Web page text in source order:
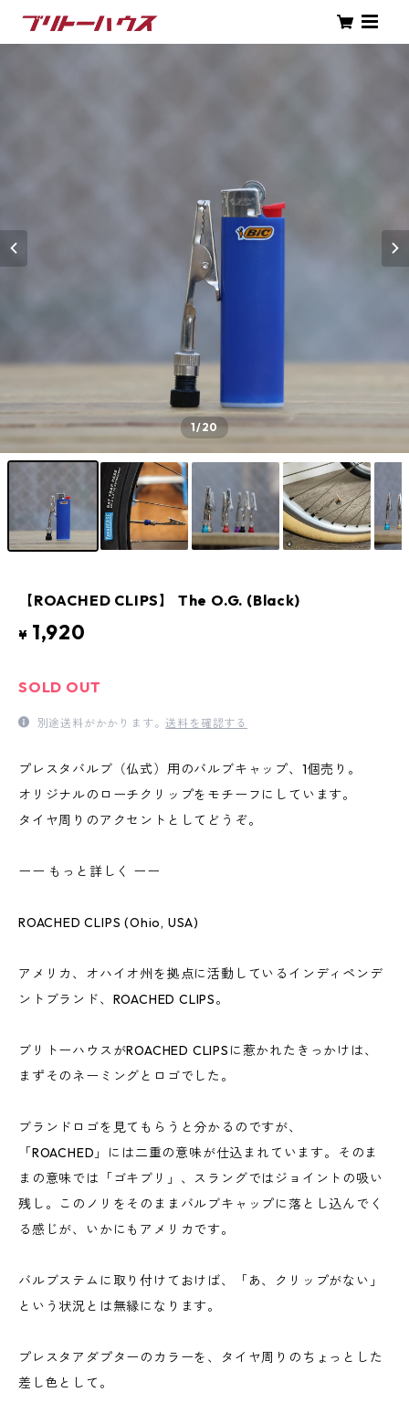
1/20
【ROACHED CLIPS】 The O.G. (Black)
¥ 1,920
SOLD OUT
別途送料がかかります。送料を確認する
プレスタバルブ（仏式）用のバルブキャップ、1個売り。
オリジナルのローチクリップをモチーフにしています。
タイヤ周りのアクセントとしてどうぞ。
ーー もっと詳しく ーー
ROACHED CLIPS (Ohio, USA)
アメリカ、オハイオ州を拠点に活動しているインディペンデ
ントブランド、ROACHED CLIPS。
ブリトーハウスがROACHED CLIPSに惹かれたきっかけは、
まずそのネーミングとロゴでした。
ブランドロゴを見てもらうと分かるのですが、
「ROACHED」には二重の意味が仕込まれています。そのま
まの意味では「ゴキブリ」、スラングではジョイントの吸い
残し。このノリをそのままバルブキャップに落とし込んでく
る感じが、いかにもアメリカです。
バルブステムに取り付けておけば、「あ、クリップがない」
という状況とは無縁になります。
プレスタアダプターのカラーを、タイヤ周りのちょっとした
差し色として。